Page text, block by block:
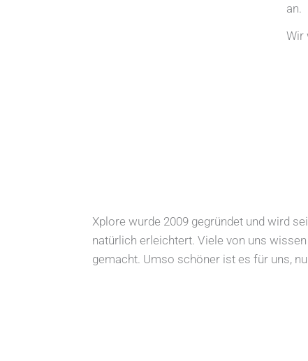
an.
Wir
Xplore wurde 2009 gegründet und wird
natürlich erleichtert. Viele von uns
gemacht. Umso schöner ist es für uns,